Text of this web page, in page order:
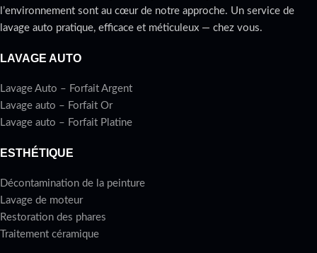
l’environnement sont au cœur de notre approche. Un service de
lavage auto pratique, efficace et méticuleux — chez vous.
LAVAGE AUTO
Lavage Auto – Forfait Argent
Lavage auto – Forfait Or
Lavage auto – Forfait Platine
ESTHÉTIQUE
Décontamination de la peinture
Lavage de moteur
Restoration des phares
Traitement céramique